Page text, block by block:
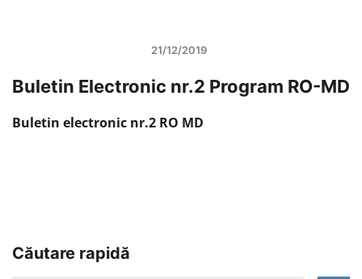
21/12/2019
Buletin Electronic nr.2 Program RO-MD
Buletin electronic nr.2 RO MD
Căutare rapidă